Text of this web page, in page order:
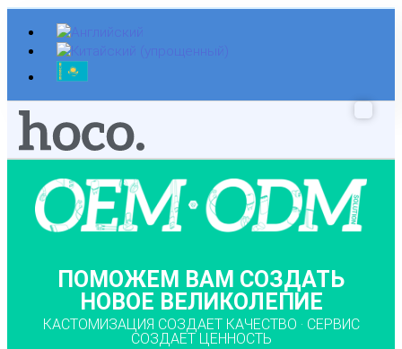
Перейти
содержимому
ПОМОЖЕМ ВАМ СОЗДАТЬ
НОВОЕ ВЕЛИКОЛЕПИЕ
КАСТОМИЗАЦИЯ СОЗДАЕТ КАЧЕСТВО · СЕРВИС
СОЗДАЕТ ЦЕННОСТЬ